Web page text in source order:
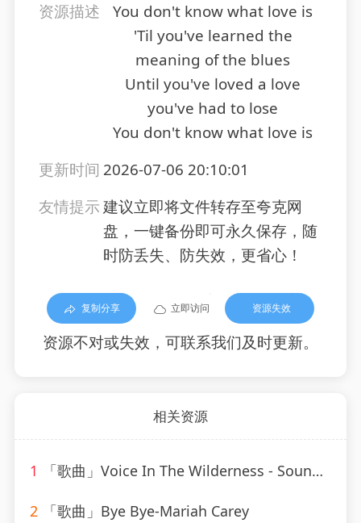
资源描述
You don't know what love is
'Til you've learned the
meaning of the blues
Until you've loved a love
you've had to lose
You don't know what love is
更新时间 2026-07-06 20:10:01
友情提示建议立即将文件转存至夸克网
盘，一键备份即可永久保存，随
时防丢失、防失效，更省心！
复制分享 立即访问 资源失效
资源不对或失效，可联系我们及时更新。
相关资源
1 「歌曲」Voice In The Wilderness - Sound-A-Like-Studio Group
2 「歌曲」Bye Bye-Mariah Carey